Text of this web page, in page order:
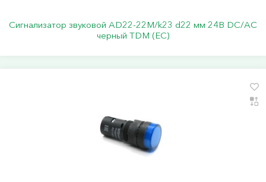
Сигнализатор звуковой AD22-22M/k23 d22 мм 24В DC/AC
черный TDM (ЕС)